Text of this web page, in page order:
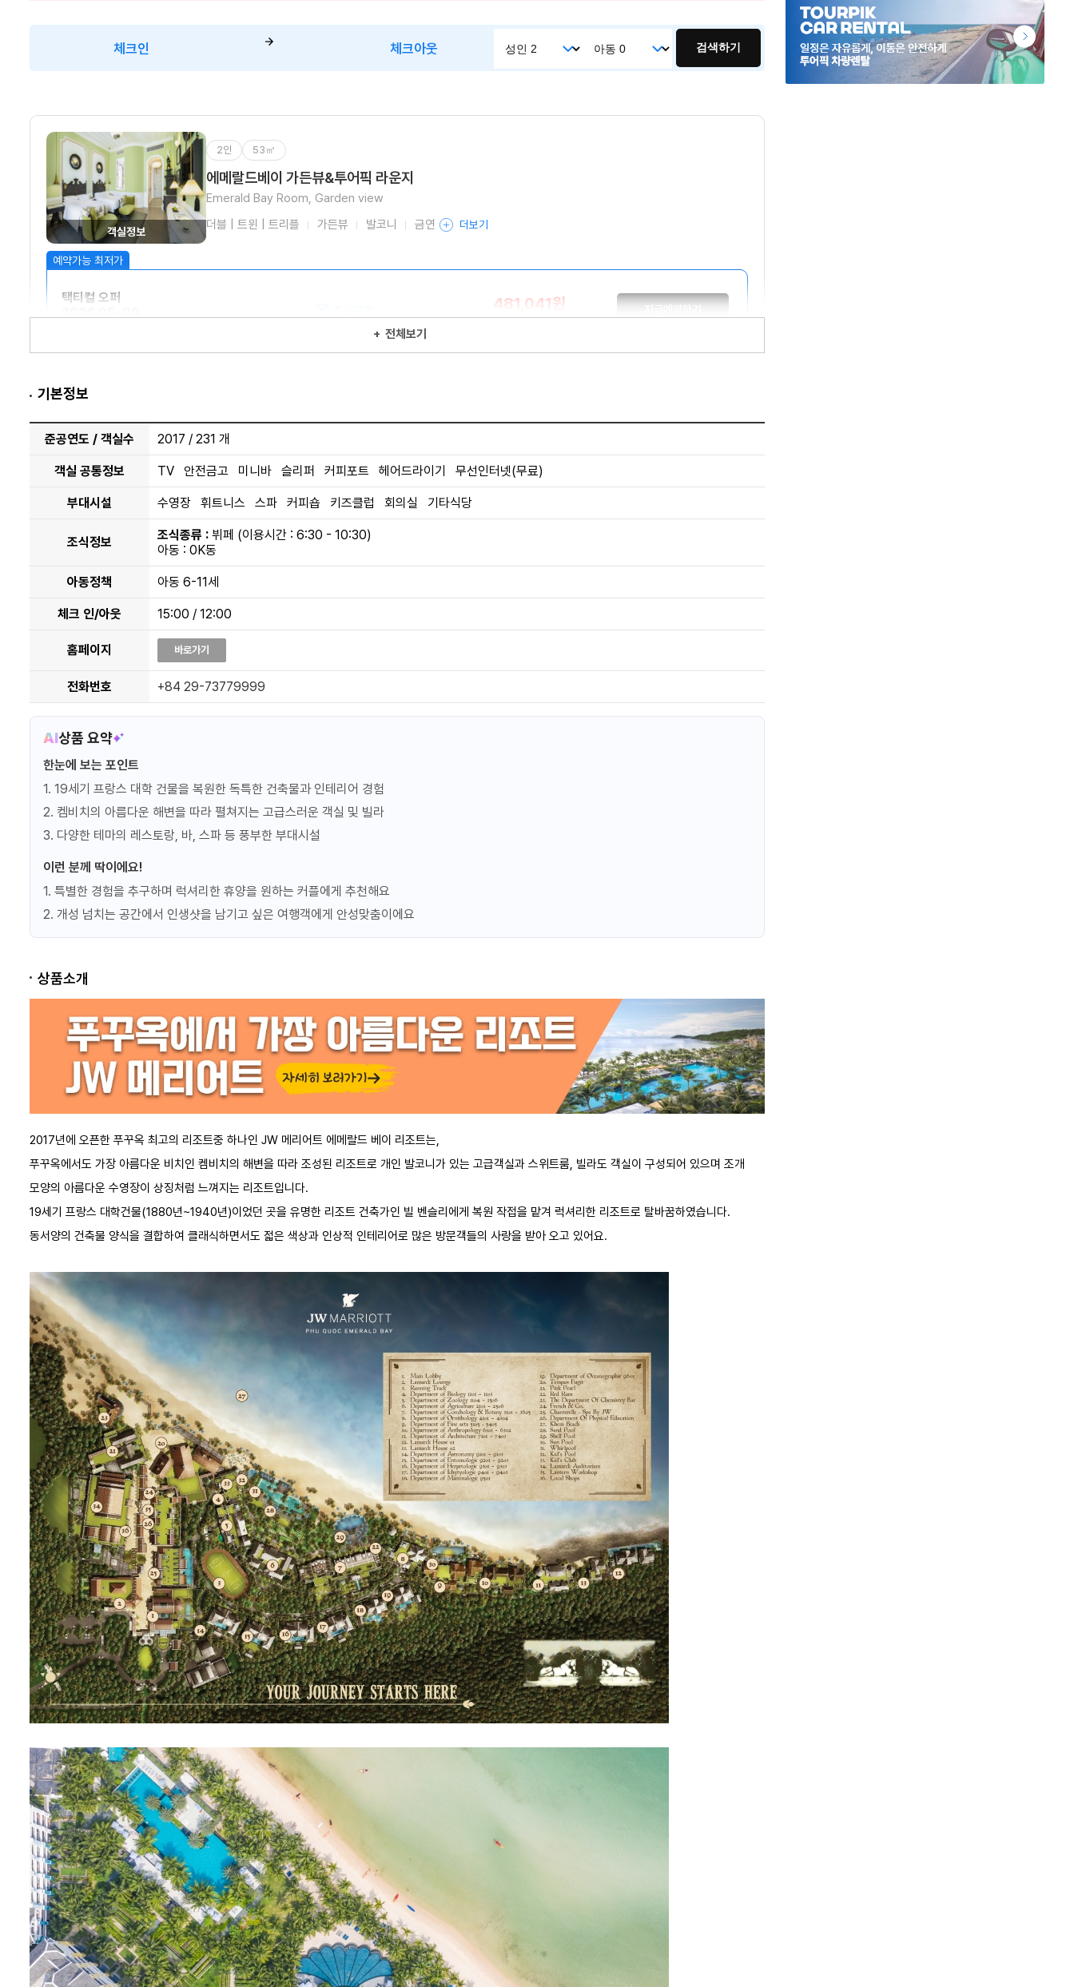
체크인 체크아웃 검색하기
객실정보
2인 53㎡
에메랄드베이 가든뷰&투어픽 라운지
Emerald Bay Room, Garden view
더블 | 트윈 | 트리플
가든뷰 발코니 금연 더보기
택티컬 오퍼
481,041원
객실정보
2 61㎡
뤼 드 라마르크 주니어 스위트
Rue De Lamarck Junior Suite
King | Twin
garden view 금연 더보기
택티컬 오퍼
프로모션정보
조식포함 지금예약하기
객실정보
에메랄드베이 오션뷰&투어픽 라운지
택티컬 오퍼
2026.05~09
프로모션정보
조식포함
택티컬 오퍼
2026.05~09
프로모션정보
조식포함 지금예약하기
2인 91㎡
터쿼이즈 스윗&투어픽 라운지
Turquoise Suite
택티컬 오퍼
2026.05~09
프로모션정보
조식포함 1,312,177원
객실정보
2인 91㎡
터쿼이즈 스윗, 프라이빗풀 &투어픽 라운지
Turquoise Suite, private pool
더블 | 트리플
베이 뷰 금연 더보기
택티컬 오퍼
2026.05~09
프로모션정보
조식포함 1,430,642원
세금 봉사료 포함
지금예약하기
객실정보
2인 180㎡
1베드룸 빌라&투어픽 라운지
더블 | 트리플
가든뷰 발코니
택티컬 오퍼
2026.05~09
프로모션정보
조식포함 1,667,748원
세금 봉사료 포함
6인 400㎡
3 베드룸 빌라&투어픽 라운지
+ 전체보기
기본정보
준공연도 / 객실수 2017 / 231 개
객실 공통정보 TV 안전금고 미니바 슬리퍼 커피포트 헤어드라이기 무선인터넷(무료)
부대시설 수영장 휘트니스 스파 커피숍 키즈클럽 회의실 기타식당
조식정보 조식종류 : 뷔페 (이용시간 : 6:30 - 10:30)
아동 : 0K동
아동정책 아동 6-11세
체크 인/아웃 15:00 / 12:00
홈페이지 바로가기
전화번호 +84 29-73779999
AI상품 요약
한눈에 보는 포인트
1. 19세기 프랑스 대학 건물을 복원한 독특한 건축물과 인테리어 경험
2. 켐비치의 아름다운 해변을 따라 펼쳐지는 고급스러운 객실 및 빌라
3. 다양한 테마의 레스토랑, 바, 스파 등 풍부한 부대시설
이런 분께 딱이에요!
1. 특별한 경험을 추구하며 럭셔리한 휴양을 원하는 커플에게 추천해요
2. 개성 넘치는 공간에서 인생샷을 남기고 싶은 여행객에게 안성맞춤이에요
상품소개
2017년에 오픈한 푸꾸옥 최고의 리조트중 하나인 JW 메리어트 에메랄드 베이 리조트는,
푸꾸옥에서도 가장 아름다운 비치인 켐비치의 해변을 따라 조성된 리조트로 개인 발코니가 있는 고급객실과 스위트룸, 빌라도 객실이 구성되어 있으며 조개
모양의 아름다운 수영장이 상징처럼 느껴지는 리조트입니다.
19세기 프랑스 대학건물(1880년~1940년)이었던 곳을 유명한 리조트 건축가인 빌 벤슬리에게 복원 작접을 맡겨 럭셔리한 리조트로 탈바꿈하였습니다.
동서양의 건축물 양식을 결합하여 클래식하면서도 젋은 색상과 인상적 인테리어로 많은 방문객들의 사랑을 받아 오고 있어요.